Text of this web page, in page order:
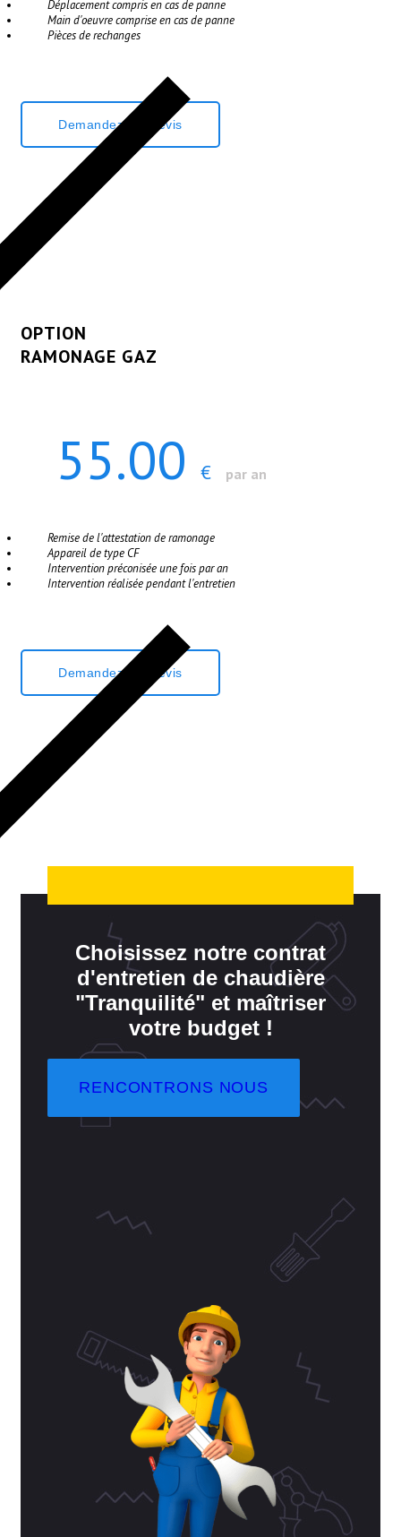
Déplacement compris en cas de panne
Main d'oeuvre comprise en cas de panne
Pièces de rechanges
Demandez Un Devis
OPTION
RAMONAGE GAZ
55.00 € par an
Remise de l'attestation de ramonage
Appareil de type CF
Intervention préconisée une fois par an
Intervention réalisée pendant l'entretien
Demandez Un Devis
Choisissez notre contrat
d'entretien de chaudière
"Tranquilité" et maîtriser
votre budget !
RENCONTRONS NOUS